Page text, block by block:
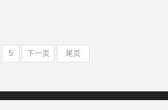
5 下一页 尾页